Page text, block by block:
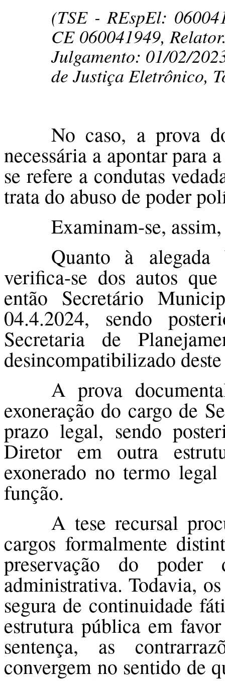
(TSE - REspEl:
CE 060041949,
Julgamento: 01/02/
de Justiça Eletrônico,
No caso, a prova
necessária a apontar para
se refere a condutas
trata do abuso de poder
Examinam-se,
Quanto à alegada
verifica-se dos autos
então Secretário
04.4.2024, sendo
Secretaria de
desincompatibilizado
A prova
exoneração do cargo de
prazo legal, sendo
Diretor em outra
exonerado no termo
função.
A tese recursal
cargos formalmente
preservação do
administrativa. Todavia,
segura de continuidade
estrutura pública em
sentença, as
convergem no sentido de